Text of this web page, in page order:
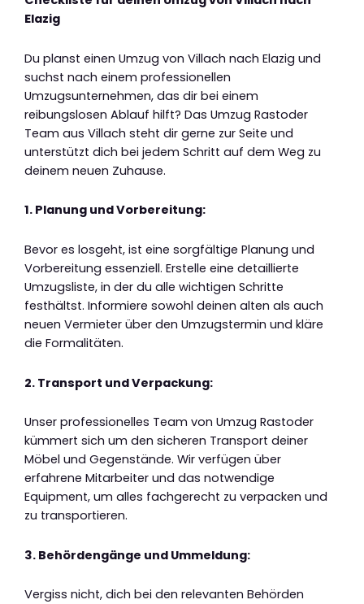
Elazig
Du planst einen Umzug von Villach nach Elazig und
suchst nach einem professionellen
Umzugsunternehmen, das dir bei einem
reibungslosen Ablauf hilft? Das Umzug Rastoder
Team aus Villach steht dir gerne zur Seite und
unterstützt dich bei jedem Schritt auf dem Weg zu
deinem neuen Zuhause.
1. Planung und Vorbereitung:
Bevor es losgeht, ist eine sorgfältige Planung und
Vorbereitung essenziell. Erstelle eine detaillierte
Umzugsliste, in der du alle wichtigen Schritte
festhältst. Informiere sowohl deinen alten als auch
neuen Vermieter über den Umzugstermin und kläre
die Formalitäten.
2. Transport und Verpackung:
Unser professionelles Team von Umzug Rastoder
kümmert sich um den sicheren Transport deiner
Möbel und Gegenstände. Wir verfügen über
erfahrene Mitarbeiter und das notwendige
Equipment, um alles fachgerecht zu verpacken und
zu transportieren.
3. Behördengänge und Ummeldung:
Vergiss nicht, dich bei den relevanten Behörden